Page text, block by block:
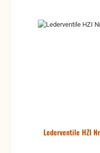
Lederventile HZI